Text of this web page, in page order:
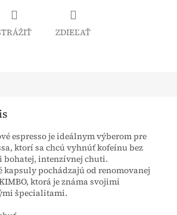
ZDIEĽAŤ
espresso je ideálnym výberom pre
ktorí sa chcú vyhnúť kofeínu bez
bohatej, intenzívnej chuti.
kapsuly pochádzajú od renomovanej
ktorá je známa svojimi
špecialitami.